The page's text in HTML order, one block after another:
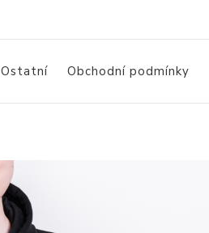
Ostatní Obchodní podmínky